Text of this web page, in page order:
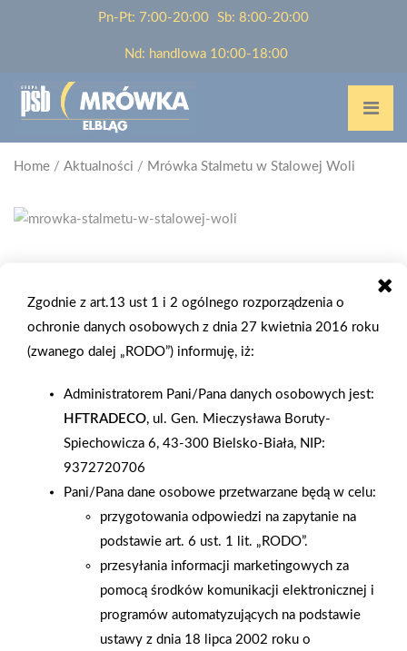
Pn-Pt: 7:00-20:00 Sb: 8:00-20:00
Nd: handlowa 10:00-18:00
Home / Aktualności / Mrówka Stalmetu w Stalowej Woli
MRÓWKA STALMETU W STALOWEJ
WOLI
37 obiekt. Firma Stalmet otworzyła w Stalowej Woli placówkę
o powierzchni handlowej 1500 mkw., zatrudniając w niej 22
pracowników. W dniu otwarcia, m.in. dzięki
przeprowadzonemu konkursowi, pojawiło się w Mrówce ok. 2
tysiące osób. Zakupy, na łączną kwotę ponad 50 tys. zł,
zrealizowało ponad 700 klientów. Miasto Stalowa Wola liczy
64 tys. mieszkańców, zaś w całym powiecie mieszka 109
tysięcy osób.
AKTUALNOŚCI
Zgodnie z art.13 ust 1 i 2 ogólnego rozporządzenia o
ochronie danych osobowych z dnia 27 kwietnia 2016 roku
(zwanego dalej „RODO”) informuję, iż:
Administratorem Pani/Pana danych osobowych jest:
HFTRADECO, ul. Gen. Mieczysława Boruty-
Spiechowicza 6, 43-300 Bielsko-Biała, NIP:
9372720706
Pani/Pana dane osobowe przetwarzane będą w celu:
przygotowania odpowiedzi na zapytanie na
podstawie art. 6 ust. 1 lit. „RODO”.
przesyłania informacji marketingowych za
pomocą środków komunikacji elektronicznej i
programów automatyzujących na podstawie
ustawy z dnia 18 lipca 2002 roku o